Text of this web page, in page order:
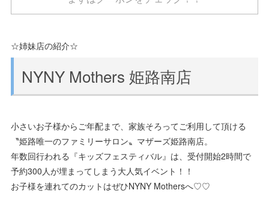
☆姉妹店の紹介☆
NYNY Mothers 姫路南店
小さいお子様からご年配まで、家族そろってご利用して頂ける
〝姫路唯一のファミリーサロン〟マザーズ姫路南店。
年数回行われる『キッズフェスティバル』は、受付開始2時間で
予約300人が埋まってしまう大人気イベント！！
お子様を連れてのカットはぜひNYNY Mothersへ♡♡